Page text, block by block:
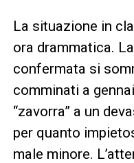
La situazione in
ora drammatica.
confermata si
comminati a
“zavorra” a un
per quanto
male minore.